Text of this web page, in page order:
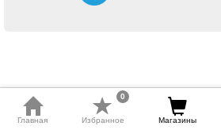
Главная Избранное
0
Магазины